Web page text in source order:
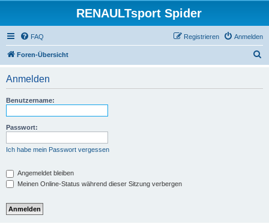
RENAULTsport Spider
FAQ Anmelden
Registrieren
Foren-Übersicht
Anmelden
Benutzername:
Passwort:
Ich habe mein Passwort vergessen
Angemeldet bleiben
Meinen Online-Status während dieser Sitzung verbergen